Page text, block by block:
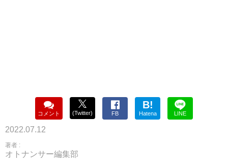
コメント (Twitter) FB
B!
Hatena LINE
2022.07.12
著者 :
オトナンサー編集部